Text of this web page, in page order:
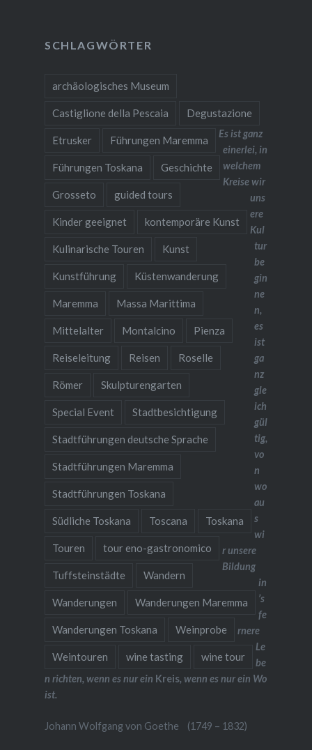
SCHLAGWÖRTER
archäologisches Museum
Castiglione della Pescaia Degustazione
Etrusker Führungen Maremma
Führungen Toskana Geschichte
Grosseto guided tours
Kinder geeignet kontemporäre Kunst
Kulinarische Touren Kunst
Kunstführung Küstenwanderung
Maremma Massa Marittima
Mittelalter Montalcino Pienza
Reiseleitung Reisen Roselle
Römer Skulpturengarten
Special Event Stadtbesichtigung
Stadtführungen deutsche Sprache
Stadtführungen Maremma
Stadtführungen Toskana
Südliche Toskana Toscana Toskana
Touren tour eno-gastronomico
Tuffsteinstädte Wandern
Wanderungen Wanderungen Maremma
Wanderungen Toskana Weinprobe
Weintouren wine tasting wine tour
Es ist ganz
einerlei, in
welchem
Kreise wir
uns
ere
Kul
tur
be
gin
ne
n,
es
ist
ga
nz
gle
ich
gül
tig,
vo
n
wo
au
s
wi
r unsere
Bildung
in
’s
fe
rnere
Le
be
n richten, wenn es nur ein Kreis, wenn es nur ein Wo
ist.
Johann Wolfgang von Goethe (1749 – 1832)